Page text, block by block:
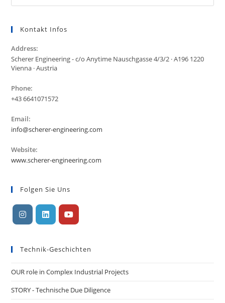
Kontakt Infos
Address:
Scherer Engineering - c/o Anytime Nauschgasse 4/3/2 · A196 1220
Vienna · Austria
Phone:
+43 6641071572
Email:
info@scherer-engineering.com
Website:
www.scherer-engineering.com
Folgen Sie Uns
einer
neuen
neuen
neuen
Technik-Geschichten
OUR role in Complex Industrial Projects
STORY - Technische Due Diligence